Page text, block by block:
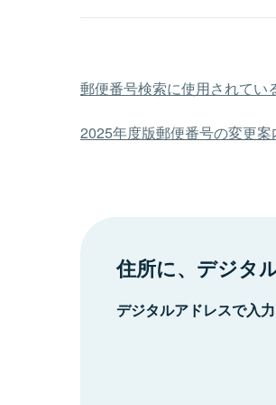
郵便番号検索に使用されてい
2025年度版郵便番号の変更案
住所に、デジタ
デジタルアドレスで入